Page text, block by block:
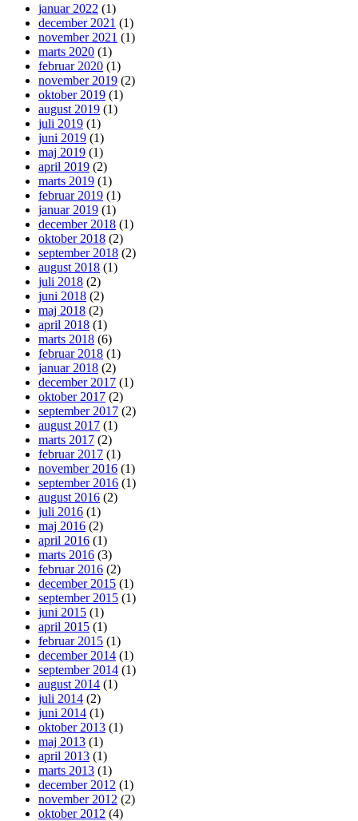
januar 2022 (1)
december 2021 (1)
november 2021 (1)
marts 2020 (1)
februar 2020 (1)
november 2019 (2)
oktober 2019 (1)
august 2019 (1)
juli 2019 (1)
juni 2019 (1)
maj 2019 (1)
april 2019 (2)
marts 2019 (1)
februar 2019 (1)
januar 2019 (1)
december 2018 (1)
oktober 2018 (2)
september 2018 (2)
august 2018 (1)
juli 2018 (2)
juni 2018 (2)
maj 2018 (2)
april 2018 (1)
marts 2018 (6)
februar 2018 (1)
januar 2018 (2)
december 2017 (1)
oktober 2017 (2)
september 2017 (2)
august 2017 (1)
marts 2017 (2)
februar 2017 (1)
november 2016 (1)
september 2016 (1)
august 2016 (2)
juli 2016 (1)
maj 2016 (2)
april 2016 (1)
marts 2016 (3)
februar 2016 (2)
december 2015 (1)
september 2015 (1)
juni 2015 (1)
april 2015 (1)
februar 2015 (1)
december 2014 (1)
september 2014 (1)
august 2014 (1)
juli 2014 (2)
juni 2014 (1)
oktober 2013 (1)
maj 2013 (1)
april 2013 (1)
marts 2013 (1)
december 2012 (1)
november 2012 (2)
oktober 2012 (4)